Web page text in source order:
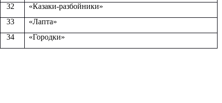
32
«Казаки-разбойники»
33
«Лапта»
34
«Городки»